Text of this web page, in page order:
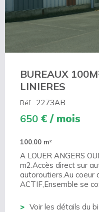
BUREAUX
LINIERES
Réf. : 2273AB
650 € / mois
100.00 m²
A LOUER ANGERS
m2.Accès direct sur
autoroutiers.Au coeur
ACTIF,Ensemble se
Voir les détails du